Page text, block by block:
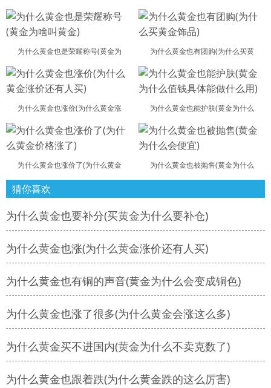
为什么黄金也是荣耀称号(黄金为 为什么黄金也有团购(为什么买黄
为什么黄金也涨价(为什么黄金涨 为什么黄金也能护肤(黄金为什么
为什么黄金也涨价了(为什么黄金 为什么黄金也被抛售(黄金为什么
猜你喜欢
为什么黄金也要补分(买黄金为什么要补仓)
为什么黄金也涨(为什么黄金涨价还有人买)
为什么黄金也有铜的声音(黄金为什么会变成铜色)
为什么黄金也涨了很多(为什么黄金会涨这么多)
为什么黄金买不进国内(黄金为什么不卖克数了)
为什么黄金也跟着跌(为什么黄金跌的这么厉害)